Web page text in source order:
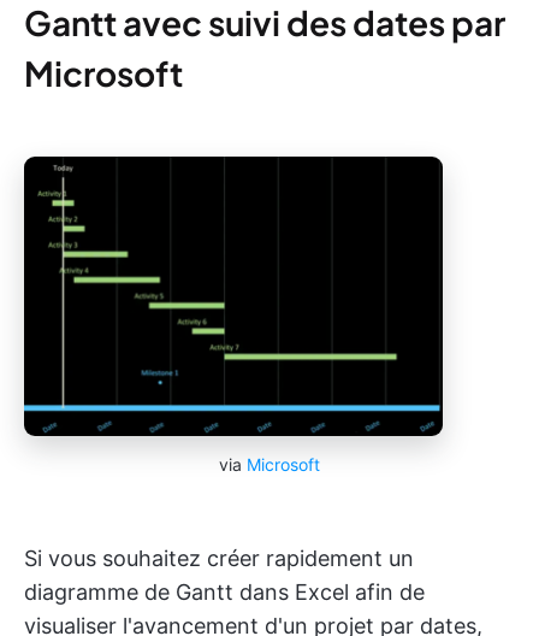
Gantt avec suivi des dates par
Microsoft
via Microsoft
Si vous souhaitez créer rapidement un
diagramme de Gantt dans Excel afin de
visualiser l'avancement d'un projet par dates,